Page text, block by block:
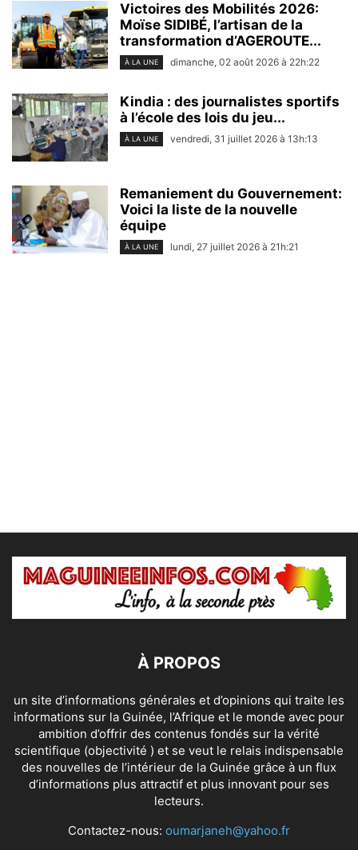
Victoires des Mobilités 2026:
Moïse SIDIBÉ, l’artisan de la
transformation d’AGEROUTE...
À LA UNE dimanche, 02 août 2026 à 22h:22
Kindia : des journalistes sportifs
à l’école des lois du jeu...
À LA UNE vendredi, 31 juillet 2026 à 13h:13
Remaniement du Gouvernement:
Voici la liste de la nouvelle
équipe
À LA UNE lundi, 27 juillet 2026 à 21h:21
À PROPOS
un site d’informations générales et d’opinions qui traite les
informations sur la Guinée, l’Afrique et le monde avec pour
ambition d’offrir des contenus fondés sur la vérité
scientifique (objectivité ) et se veut le relais indispensable
des nouvelles de l’intérieur de la Guinée grâce à un flux
d’informations plus attractif et plus innovant pour ses
lecteurs.
Contactez-nous: oumarjaneh@yahoo.fr